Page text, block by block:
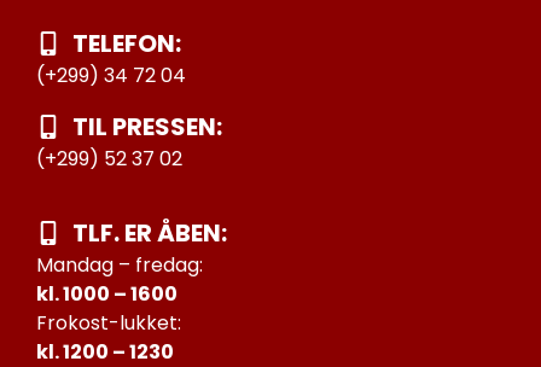
TELEFON:
(+299) 34 72 04
TIL PRESSEN:
(+299) 52 37 02
TLF. ER ÅBEN:
Mandag – fredag:
kl. 1000 – 1600
Frokost-lukket:
kl. 1200 – 1230